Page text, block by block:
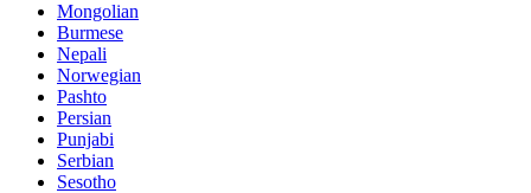
Mongolian
Burmese
Nepali
Norwegian
Pashto
Persian
Punjabi
Serbian
Sesotho